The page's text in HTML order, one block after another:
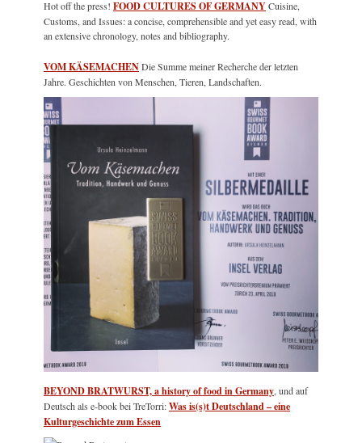
Hot off the press! FOOD CULTURES OF GERMANYCuisine,
Customs, and Issues: a concise, comprehensible and yet easy read, with
an extensive chronology, notes and bibliography.
VOM KÄSEMACHENDie Summe meiner Recherche der letzten
Jahre. Geschichten von Menschen, Tieren, Landschaften.
BEYOND BRATWURST, a history of food in Germany, und auf
Deutsch als e-book bei TreTorri:Was is(s)t Deutschland – eine
Kulturgeschichte zum Essen